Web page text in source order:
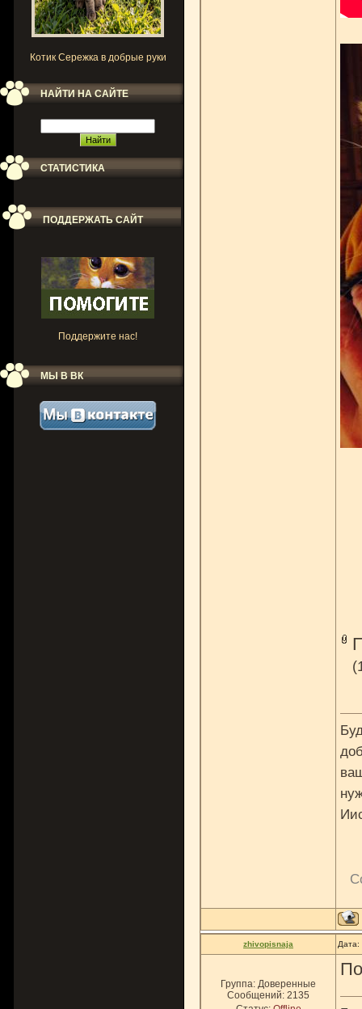
Котик Сережка в добрые руки
НАЙТИ НА САЙТЕ
СТАТИСТИКА
ПОДДЕРЖАТЬ САЙТ
Поддержите нас!
МЫ В ВК
zhivopisnaja Дата:
Группа: Доверенные
Сообщений: 2135